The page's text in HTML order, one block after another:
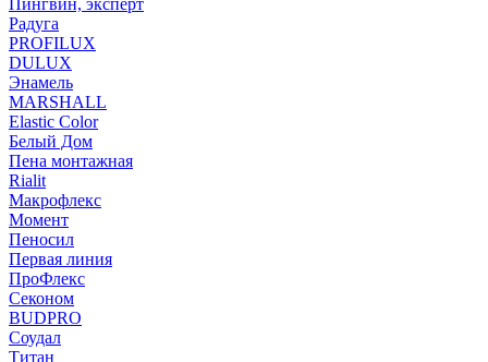
Пингвин, эксперт
Радуга
PROFILUX
DULUX
Энамель
MARSHALL
Elastic Color
Белый Дом
Пена монтажная
Rialit
Макрофлекс
Момент
Пеносил
Первая линия
ПроФлекс
Секоном
BUDPRO
Соудал
Титан